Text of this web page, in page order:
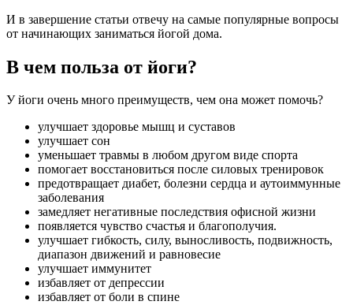
И в завершение статьи отвечу на самые популярные вопросы
от начинающих заниматься йогой дома.
В чем польза от йоги?
У йоги очень много преимуществ, чем она может помочь?
улучшает здоровье мышц и суставов
улучшает сон
уменьшает травмы в любом другом виде спорта
помогает восстановиться после силовых тренировок
предотвращает диабет, болезни сердца и аутоиммунные
заболевания
замедляет негативные последствия офисной жизни
появляется чувство счастья и благополучия.
улучшает гибкость, силу, выносливость, подвижность,
диапазон движений и равновесие
улучшает иммунитет
избавляет от депрессии
избавляет от боли в спине